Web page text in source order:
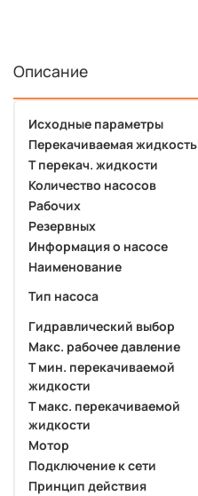
Описание
Исходные параметры
Перекачиваемая жидкость
Т перекач. жидкости
Количество насосов
Рабочих
Резервных
Информация о насосе
Наименование
Тип насоса
Гидравлический выбор
Макс. рабочее давление
Т мин. перекачиваемой
жидкости
Т макс. перекачиваемой
жидкости
Мотор
Подключение к сети
Принцип действия